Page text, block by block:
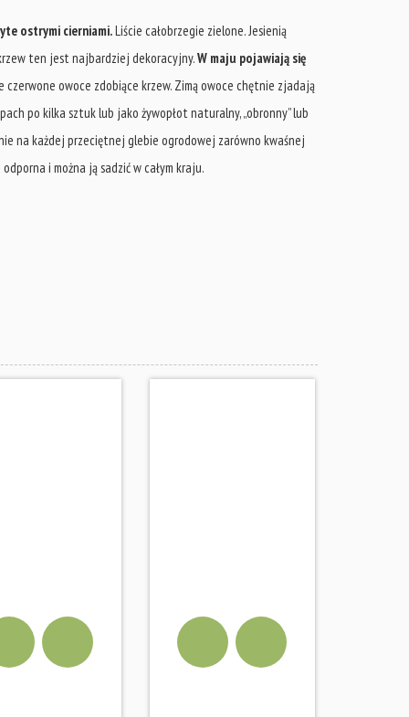
ostrymi cierniami.Liście całobrzegie zielone. Jesienią
ten jest najbardziej dekoracyjny.W maju pojawiają się
owoce zdobiące krzew. Zimą owoce chętnie zjadają
po kilka sztuk lub jako żywopłot naturalny, „obronny” lub
na każdej przeciętnej glebie ogrodowej zarówno kwaśnej
i można ją sadzić w całym kraju.